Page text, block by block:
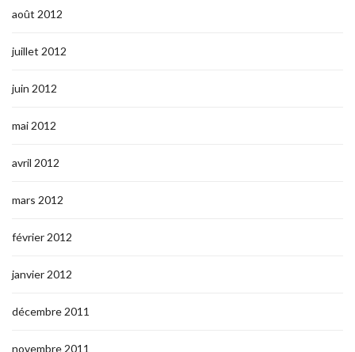
août 2012
juillet 2012
juin 2012
mai 2012
avril 2012
mars 2012
février 2012
janvier 2012
décembre 2011
novembre 2011